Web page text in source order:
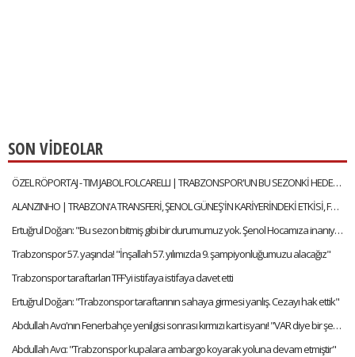
SON VİDEOLAR
ÖZEL RÖPORTAJ - TIM JABOL FOLCARELLI | TRABZONSPOR'UN BU SEZONKİ HEDEFLERİ, FATİH TEKKE, SAÇ TARZI
ALANZINHO | TRABZON'A TRANSFERİ, ŞENOL GÜNEŞ'İN KARİYERİNDEKİ ETKİSİ, FATİH TEKKE'Yİ NASIL TANIMLAR?
Ertuğrul Doğan: "Bu sezon bitmiş gibi bir durumumuz yok. Şenol Hocamıza inanıyorum"
Trabzonspor 57. yaşında! "İnşallah 57. yılımızda 9. şampiyonluğumuzu alacağız"
Trabzonspor taraftarları TFF'yi istifaya istifaya davet etti
Ertuğrul Doğan: "Trabzonspor taraftarının sahaya girmesi yanlış. Cezayı hak ettik"
Abdullah Avcı'nın Fenerbahçe yenilgisi sonrası kırmızı kart isyanı! "VAR diye bir şey var artık"
Abdullah Avcı: "Trabzonspor kupalara ambargo koyarak yoluna devam etmiştir"